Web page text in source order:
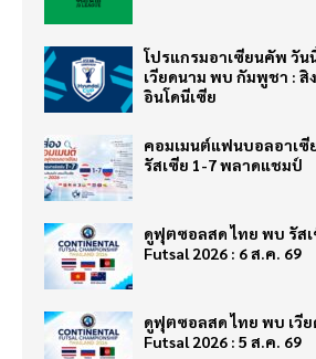
โปรแกรมอาเซียนคัพ วัน
เวียดนาม พบ กัมพูชา : สิ
อินโดนีเซีย
คอมเมนต์แฟนบอลอาเ
รัสเซีย 1-7 พลาดแชมป์
ดูฟุตซอลสด ไทย พบ รัส
Futsal 2026 : 6 ส.ค. 69
ดูฟุตซอลสด ไทย พบ เวี
Futsal 2026 : 5 ส.ค. 69